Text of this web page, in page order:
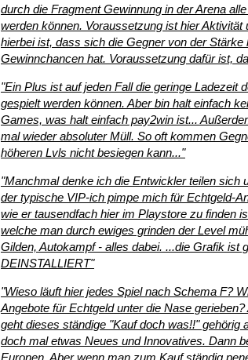
durch die Fragment Gewinnung in der Arena
werden können. Voraussetzung ist hier
hierbei ist, dass sich die Gegner von der
Gewinnchancen hat. Voraussetzung dafür ist,
"Ein Plus ist auf jeden Fall die geringe Ladezeit
gespielt werden können. Aber bin halt einfach
Games, was halt einfach pay2win ist...
mal wieder absoluter Müll. So oft kommen
höheren Lvls nicht besiegen kann..."
"Manchmal denke ich die Entwickler teilen sich
der typische VIP-ich pimpe mich für Echtgeld-
wie er tausendfach hier im Playstore zu finden
welche man durch ewiges grinden der Level
Gilden, Autokampf - alles dabei. ...die Grafik ist
DEINSTALLIERT"
"Wieso läuft hier jedes Spiel nach Schema F?
Angebote für Echtgeld unter die Nase
geht dieses ständige "Kauf doch was!!" gehörig
doch mal etwas Neues und Innovatives. Dann
Euronen. Aber wenn man zum Kauf ständig